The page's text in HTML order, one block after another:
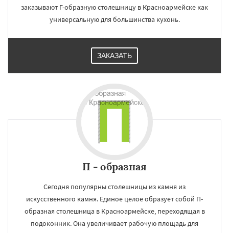
заказывают Г-образную столешницу в Красноармейске как
универсальную для большинства кухонь.
ЗАКАЗАТЬ
П - образная
Сегодня популярны столешницы из камня из
искусственного камня. Единое целое образует собой П-
образная столешница в Красноармейске, переходящая в
подоконник. Она увеличивает рабочую площадь для